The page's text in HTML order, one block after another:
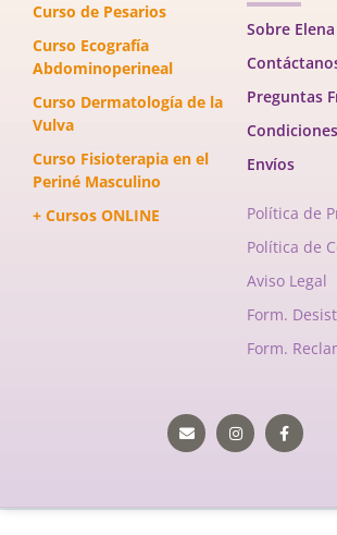
Curso de Pesarios
Curso Ecografía
Abdominoperineal
Curso Dermatología de la
Vulva
Curso Fisioterapia en el
Periné Masculino
+ Cursos ONLINE
Sobre Elena
Preguntas
Envíos
Política de
Política de
Aviso Legal
Form.
Form.
EnvelopeInstagram
f